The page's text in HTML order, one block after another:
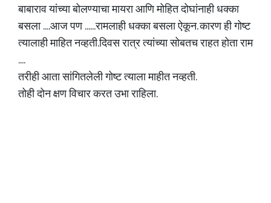
बाबाराव यांच्या बोलण्याचा मायरा आणि मोहित दोघांनाही धक्का
बसला ....आज पण ......रामलाही धक्का बसला ऐकून. कारण ही गोष्ट
त्यालाही माहित नव्हती.दिवस रात्र त्यांच्या सोबतच राहत होता राम
....
तरीही आता सांगितलेली गोष्ट त्याला माहीत नव्हती.
तोही दोन क्षण विचार करत उभा राहिला.